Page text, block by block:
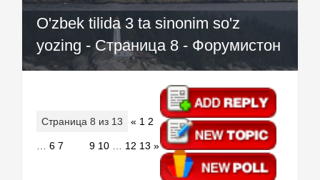
O'zbek tilida 3 ta sinonim so'z
yozing - Страница 8 - Форумистон
Страница 8 из 13 « 1 2
6 7 9 10 12 13 »